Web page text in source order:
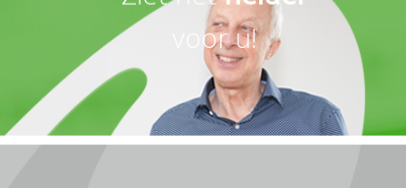
voor u!